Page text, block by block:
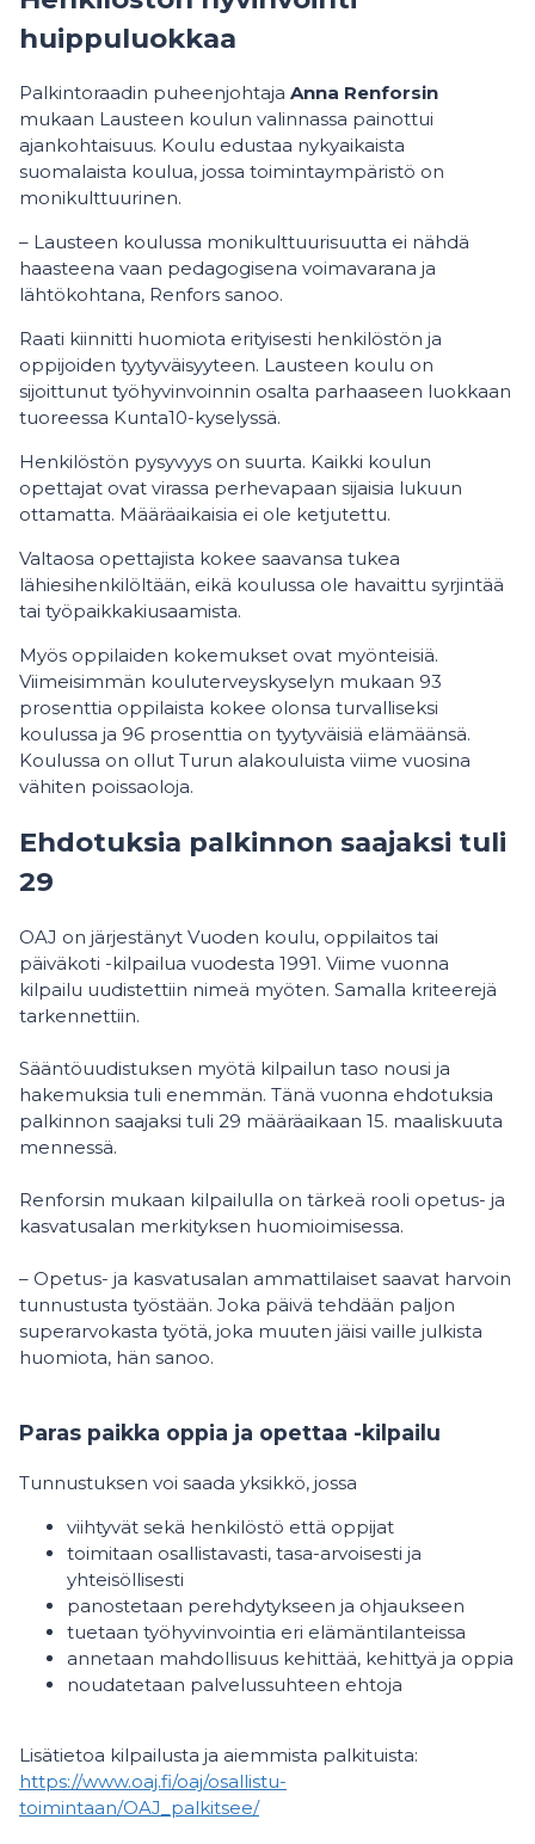
huippuluokkaa
Palkintoraadin puheenjohtaja Anna Renforsin
mukaan Lausteen koulun valinnassa painottui
ajankohtaisuus. Koulu edustaa nykyaikaista
suomalaista koulua, jossa toimintaympäristö on
monikulttuurinen.
– Lausteen koulussa monikulttuurisuutta ei nähdä
haasteena vaan pedagogisena voimavarana ja
lähtökohtana, Renfors sanoo.
Raati kiinnitti huomiota erityisesti henkilöstön ja
oppijoiden tyytyväisyyteen. Lausteen koulu on
sijoittunut työhyvinvoinnin osalta parhaaseen luokkaan
tuoreessa Kunta10-kyselyssä.
Henkilöstön pysyvyys on suurta. Kaikki koulun
opettajat ovat virassa perhevapaan sijaisia lukuun
ottamatta. Määräaikaisia ei ole ketjutettu.
Valtaosa opettajista kokee saavansa tukea
lähiesihenkilöltään, eikä koulussa ole havaittu syrjintää
tai työpaikkakiusaamista.
Myös oppilaiden kokemukset ovat myönteisiä.
Viimeisimmän kouluterveyskyselyn mukaan 93
prosenttia oppilaista kokee olonsa turvalliseksi
koulussa ja 96 prosenttia on tyytyväisiä elämäänsä.
Koulussa on ollut Turun alakouluista viime vuosina
vähiten poissaoloja.
Ehdotuksia palkinnon saajaksi tuli
29
OAJ on järjestänyt Vuoden koulu, oppilaitos tai
päiväkoti -kilpailua vuodesta 1991. Viime vuonna
kilpailu uudistettiin nimeä myöten. Samalla kriteerejä
tarkennettiin.
Sääntöuudistuksen myötä kilpailun taso nousi ja
hakemuksia tuli enemmän. Tänä vuonna ehdotuksia
palkinnon saajaksi tuli 29 määräaikaan 15. maaliskuuta
mennessä.
Renforsin mukaan kilpailulla on tärkeä rooli opetus- ja
kasvatusalan merkityksen huomioimisessa.
– Opetus- ja kasvatusalan ammattilaiset saavat harvoin
tunnustusta työstään. Joka päivä tehdään paljon
superarvokasta työtä, joka muuten jäisi vaille julkista
huomiota, hän sanoo.
Paras paikka oppia ja opettaa -kilpailu
Tunnustuksen voi saada yksikkö, jossa
viihtyvät sekä henkilöstö että oppijat
toimitaan osallistavasti, tasa-arvoisesti ja
yhteisöllisesti
panostetaan perehdytykseen ja ohjaukseen
tuetaan työhyvinvointia eri elämäntilanteissa
annetaan mahdollisuus kehittää, kehittyä ja oppia
noudatetaan palvelussuhteen ehtoja
Lisätietoa kilpailusta ja aiemmista palkituista:
https://www.oaj.fi/oaj/osallistu-
toimintaan/OAJ_palkitsee/